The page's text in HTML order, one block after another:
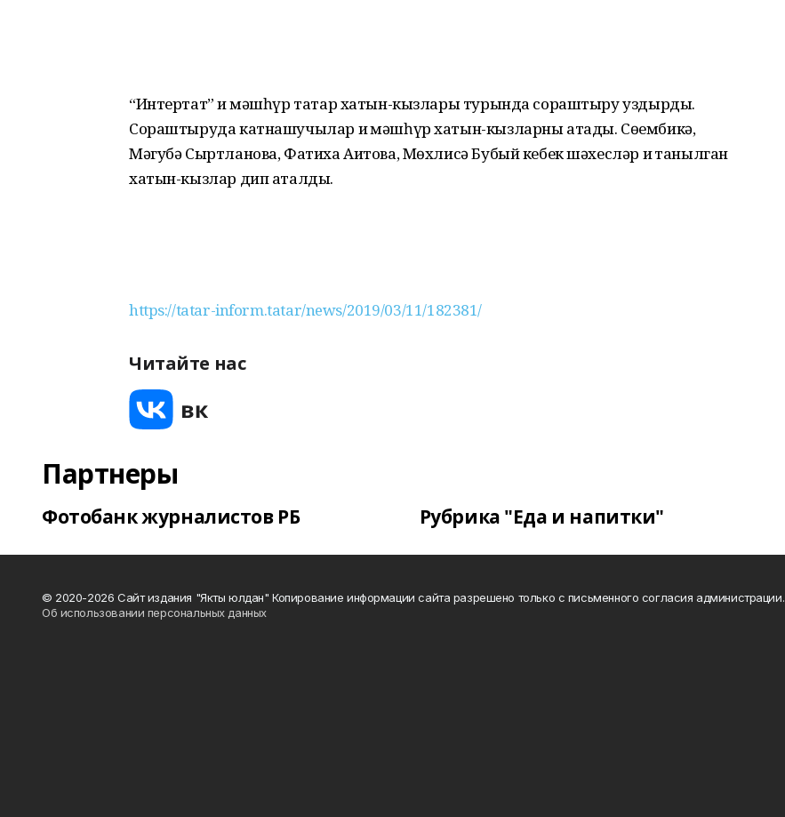
“Интертат” иң мәшһүр татар хатын-кызлары турында сораштыру уздырды.
Сораштыруда катнашучылар иң мәшһүр хатын-кызларны атады. Сөембикә,
Мәгубә Сыртланова, Фатиха Аитова, Мөхлисә Бубый кебек шәхесләр иң танылган
хатын-кызлар дип аталды.
https://tatar-inform.tatar/news/2019/03/11/182381/
Читайте нас
Партнеры
Фотобанк журналистов РБ Рубрика "Еда и напитки"
© 2020-2026 Сайт издания "Якты юлдан" Копирование информации сайта разрешено только с письменного согласия администрации.
Об использовании персональных данных